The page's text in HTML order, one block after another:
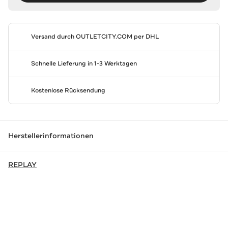
Versand durchOUTLETCITY.COM per DHL
Schnelle Lieferung in 1-3 Werktagen
Kostenlose Rücksendung
Herstellerinformationen
REPLAY